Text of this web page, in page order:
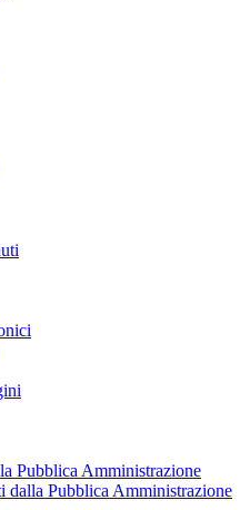
Pubblica Amministrazione
dalla Pubblica Amministrazione